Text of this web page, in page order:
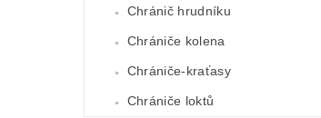
Chránič hrudníku
Chrániče kolena
Chrániče-kraťasy
Chrániče loktů